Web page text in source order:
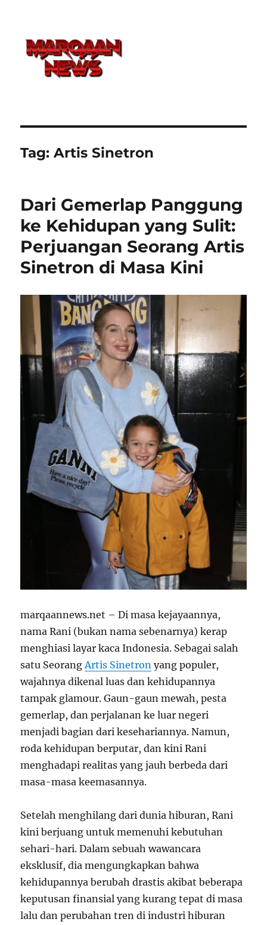
Tag:Artis Sinetron
Dari Gemerlap Panggung
ke Kehidupan yang Sulit:
Perjuangan Seorang Artis
Sinetron di Masa Kini
marqaannews.net – Di masa kejayaannya,
nama Rani (bukan nama sebenarnya) kerap
menghiasi layar kaca Indonesia. Sebagai salah
satu Seorang Artis Sinetron yang populer,
wajahnya dikenal luas dan kehidupannya
tampak glamour. Gaun-gaun mewah, pesta
gemerlap, dan perjalanan ke luar negeri
menjadi bagian dari kesehariannya. Namun,
roda kehidupan berputar, dan kini Rani
menghadapi realitas yang jauh berbeda dari
masa-masa keemasannya.
Setelah menghilang dari dunia hiburan, Rani
kini berjuang untuk memenuhi kebutuhan
sehari-hari. Dalam sebuah wawancara
eksklusif, dia mengungkapkan bahwa
kehidupannya berubah drastis akibat beberapa
keputusan finansial yang kurang tepat di masa
lalu dan perubahan tren di industri hiburan